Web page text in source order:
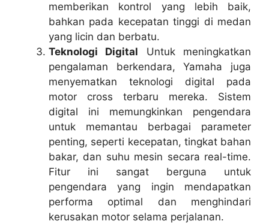
memberikan kontrol yang lebih baik,
bahkan pada kecepatan tinggi di medan
yang licin dan berbatu.
Teknologi Digital Untuk meningkatkan
pengalaman berkendara, Yamaha juga
menyematkan teknologi digital pada
motor cross terbaru mereka. Sistem
digital ini memungkinkan pengendara
untuk memantau berbagai parameter
penting, seperti kecepatan, tingkat bahan
bakar, dan suhu mesin secara real-time.
Fitur ini sangat berguna untuk
pengendara yang ingin mendapatkan
performa optimal dan menghindari
kerusakan motor selama perjalanan.